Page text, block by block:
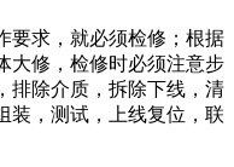
要求，就必须检修；根据
大修，检修时必须注意步
排除介质，拆除下线，清
装，测试，上线复位，联